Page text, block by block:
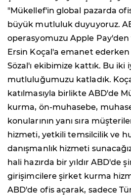
"Mükellef'in global pazarda
büyük mutluluk duyuyoruz.
operasyomuzu Apple
Ersin Koçal'a emanet
Sözal'ı ekibimize kattık. Bu iki
mutluluğumuzu katladık.
katılmasıyla birlikte ABD'de
kurma, ön-muhasebe,
konularının yanı sıra
hizmeti, yetkili temsilcilik ve
danışmanlık hizmeti
hali hazırda bir yıldır ABD'de
girişimcilere şirket kurma
ABD'de ofis açarak, sadece